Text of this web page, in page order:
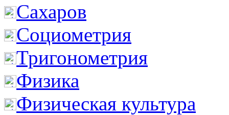
Сахаров
Социометрия
Тригонометрия
Физика
Физическая культура